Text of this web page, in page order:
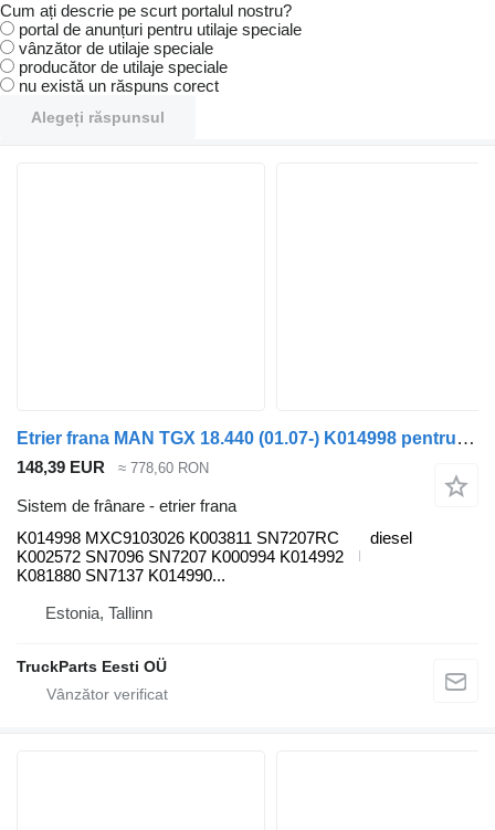
Cum ați descrie pe scurt portalul nostru?
portal de anunțuri pentru utilaje speciale
vânzător de utilaje speciale
producător de utilaje speciale
nu există un răspuns corect
Alegeți răspunsul
Etrier frana MAN TGX 18.440 (01.07-) K014998 pentru cap tractor MAN TGL, TGM, TGS, TGX (2005-2021)
148,39 EUR ≈ 778,60 RON
Sistem de frânare - etrier frana
K014998 MXC9103026 K003811 SN7207RC
K002572 SN7096 SN7207 K000994 K014992
K081880 SN7137 K014990...
diesel
Estonia, Tallinn
TruckParts Eesti OÜ